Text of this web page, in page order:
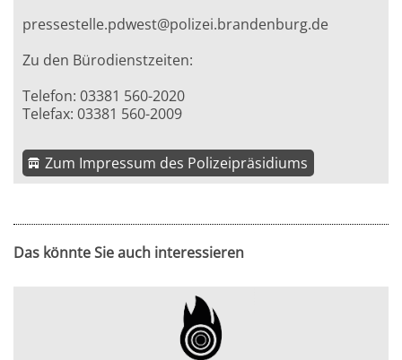
pressestelle.pdwest@polizei.brandenburg.de
Zu den Bürodienstzeiten:
Telefon: 03381 560-2020
Telefax: 03381 560-2009
Zum Impressum des Polizeipräsidiums
Das könnte Sie auch interessieren